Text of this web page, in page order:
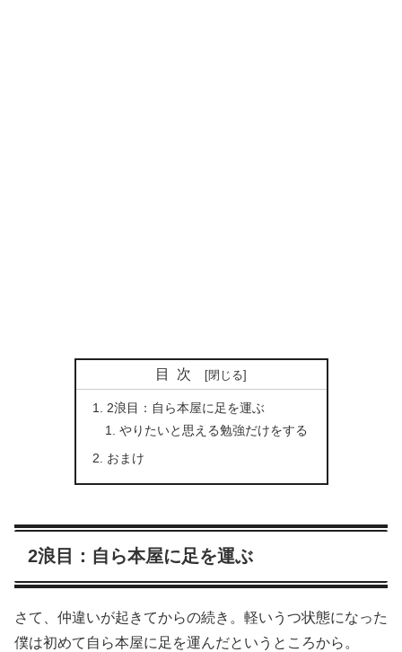
目次
2浪目：自ら本屋に足を運ぶ
やりたいと思える勉強だけをする
おまけ
2浪目：自ら本屋に足を運ぶ
さて、仲違いが起きてからの続き。軽いうつ状態になった
僕は初めて自ら本屋に足を運んだというところから。